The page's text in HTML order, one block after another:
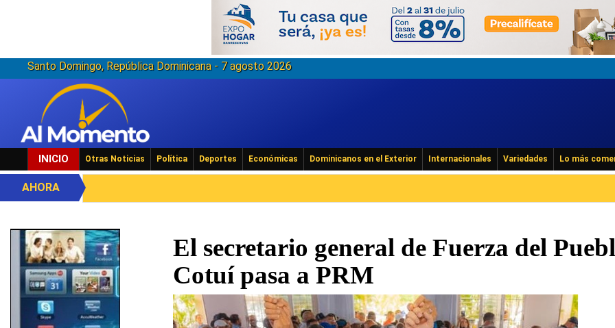
Santo Domingo, República Dominicana - 7 agosto 2026
INICIO Otras Noticias Política Deportes Económicas Dominicanos en el Exterior Internacionales Variedades Lo más
AHORA
El secretario general de Fuerza del
Cotuí pasa a PRM